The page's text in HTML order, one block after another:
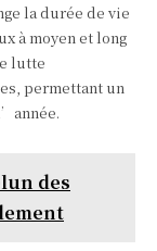
la durée de vie
à moyen et long
lutte
permettant un
des